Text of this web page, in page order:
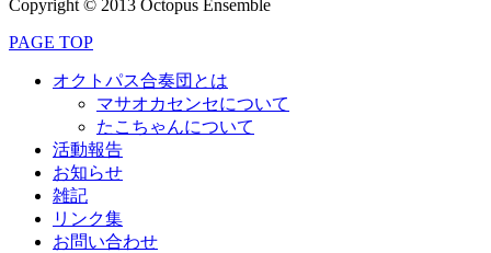
Copyright © 2013 Octopus Ensemble
PAGE TOP
オクトパス合奏団とは
マサオカセンセについて
たこちゃんについて
活動報告
お知らせ
雑記
リンク集
お問い合わせ